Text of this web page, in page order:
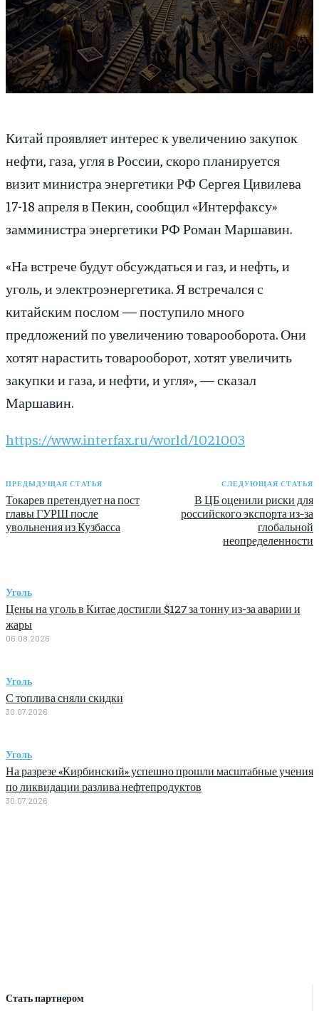
Стать партнером
Китай проявляет интерес к увеличению закупок
нефти, газа, угля в России, скоро планируется
визит министра энергетики РФ Сергея Цивилева
17-18 апреля в Пекин, сообщил «Интерфаксу»
замминистра энергетики РФ Роман Маршавин.
«На встрече будут обсуждаться и газ, и нефть, и
уголь, и электроэнергетика. Я встречался с
китайским послом — поступило много
предложений по увеличению товарооборота. Они
хотят нарастить товарооборот, хотят увеличить
закупки и газа, и нефти, и угля», — сказал
Маршавин.
https://www.interfax.ru/world/1021003
ПРЕДЫДУЩАЯ СТАТЬЯ
Токарев претендует на пост
главы ГУРШ после
увольнения из Кузбасса
СЛЕДУЮЩАЯ СТАТЬЯ
В ЦБ оценили риски для
российского экспорта из-за
глобальной
неопределенности
Уголь
Цены на уголь в Китае достигли $127 за тонну из-за аварии и
жары
06.08.2026
Уголь
С топлива сняли скидки
30.07.2026
Уголь
На разрезе «Кирбинский» успешно прошли масштабные учения
по ликвидации разлива нефтепродуктов
30.07.2026